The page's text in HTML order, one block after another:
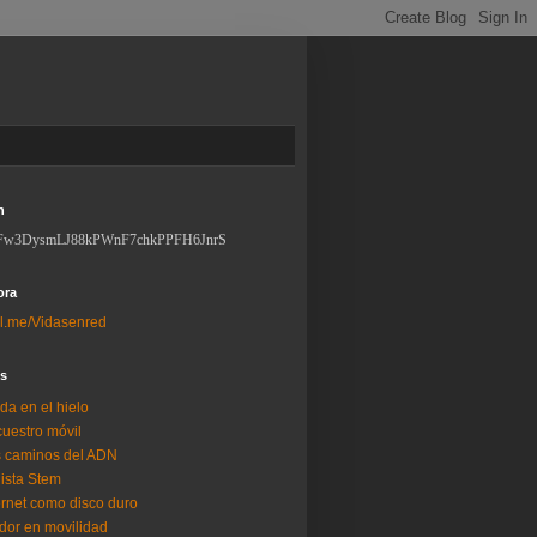
Vidasenred
en el hielo
móvil
caminos del ADN
Stem
como disco duro
en movilidad